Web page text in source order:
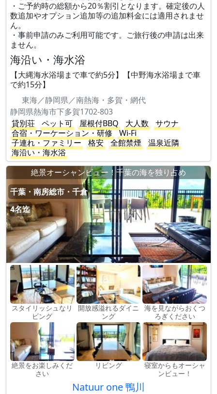
・ご予約時の総額から20％割引となります。確定後の人
数追加やオプション追加等の追加料金には適用されませ
ん。
・事前申請のみご利用可能です。ご旅行後の申請は出来
ません。
海沿い・海水浴
【大縄海水浴場まで車で約5分】【中野海水浴場まで車
で約15分】
東海／静岡県／南熱海・多賀・網代
静岡県熱海市下多賀1702-803
貸別荘
ペット可 屋根付BBQ 大人数
サウナ
合宿・ワーケーション・研修
Wi-Fi
子連れ・ファミリー
格安 全館禁煙
温泉近隣
海沿い・海水浴
絶景オーシャンビュー！千葉の海を独り占め
千葉・南房総市・千倉
4名迄
スタイリッシュなリ
ビング
開放感溢れるダイニ
ング
海を見ながらおくつ
ろぎください
絶景をお楽しみくだ
さい
リビング
寝室からもオーシャ
ンビュー！
Natuur one 鴨川